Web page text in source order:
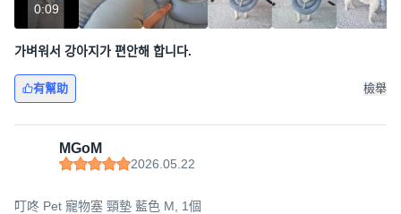
0:09
가벼워서 강아지가 편안해 합니다.
有幫助 檢舉
MGoM
2026.05.22
叮咚 Pet 寵物塞 頸墊 藍色 M, 1個